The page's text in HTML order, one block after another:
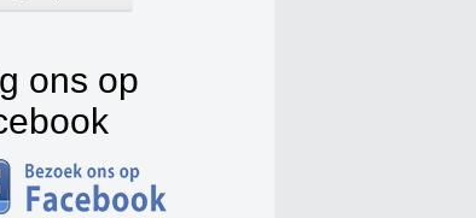
ons op